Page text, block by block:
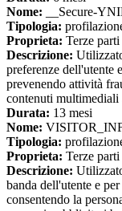
Nome: __Secure-
Tipologia:
Proprieta: Terze parti
Descrizione:
preferenze dell'utente
prevenendo attività
contenuti multimediali
Durata: 13 mesi
Nome:
Tipologia:
Proprieta: Terze parti
Descrizione:
banda dell'utente e
consentendo la